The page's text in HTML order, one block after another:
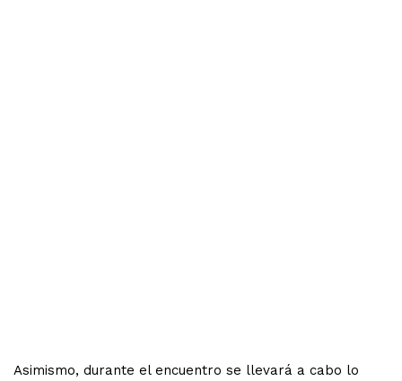
Asimismo, durante el encuentro se llevará a cabo lo